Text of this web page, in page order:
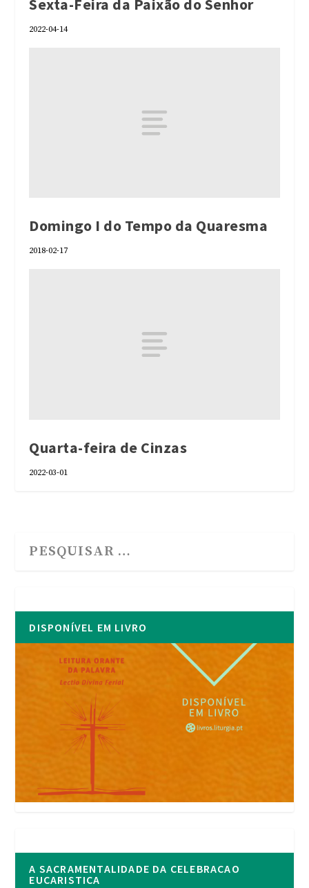
2022-04-14
Domingo I do Tempo da Quaresma
2018-02-17
Quarta-feira de Cinzas
2022-03-01
DISPONÍVEL EM LIVRO
A SACRAMENTALIDADE DA CELEBRACAO
EUCARISTICA